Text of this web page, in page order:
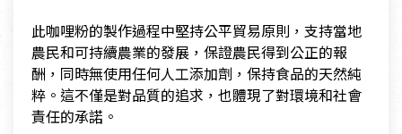
​此咖哩粉的製作過程中堅持公平貿易原則，支持當地
農民和可持續農業的發展，保證農民得到公正的報
酬，同時無使用任何人工添加劑，保持食品的天然純
粹。這不僅是對品質的追求，也體現了對環境和社會
責任的承諾。